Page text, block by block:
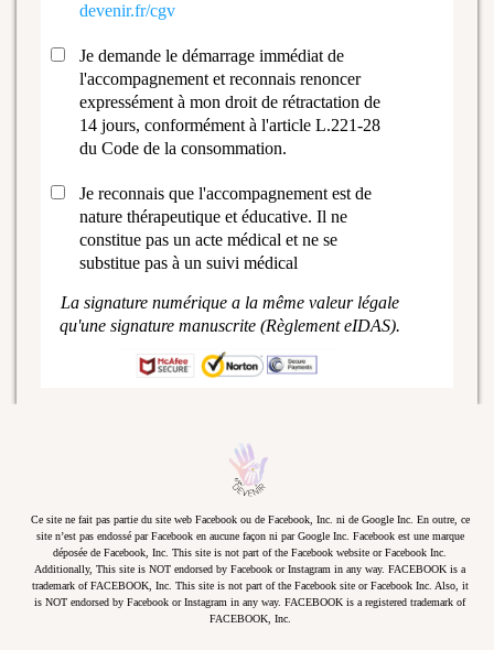
devenir.fr/cgv
Je demande le démarrage immédiat de
l'accompagnement et reconnais renoncer
expressément à mon droit de rétractation de
14 jours, conformément à l'article L.221-28
du Code de la consommation.
Je reconnais que l'accompagnement est de
nature thérapeutique et éducative. Il ne
constitue pas un acte médical et ne se
substitue pas à un suivi médical
La signature numérique a la même valeur légale
qu'une signature manuscrite (Règlement eIDAS).
Ce site ne fait pas partie du site web Facebook ou de Facebook, Inc. ni de Google Inc. En outre, ce
site n’est pas endossé par Facebook en aucune façon ni par Google Inc. Facebook est une marque
déposée de Facebook, Inc. This site is not part of the Facebook website or Facebook Inc.
Additionally, This site is NOT endorsed by Facebook or Instagram in any way. FACEBOOK is a
trademark of FACEBOOK, Inc. This site is not part of the Facebook site or Facebook Inc. Also, it
is NOT endorsed by Facebook or Instagram in any way. FACEBOOK is a registered trademark of
FACEBOOK, Inc.